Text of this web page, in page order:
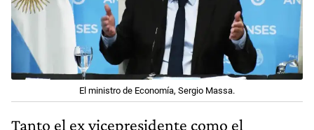
El ministro de Economía, Sergio Massa.
Tanto el ex vicepresidente como el
dirigente de La Cámpora finalmente